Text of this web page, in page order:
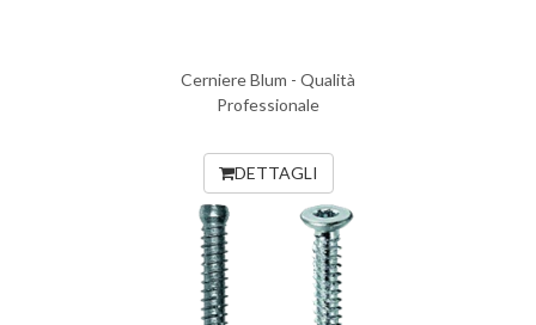
Cerniere Blum - Qualità
Professionale
DETTAGLI